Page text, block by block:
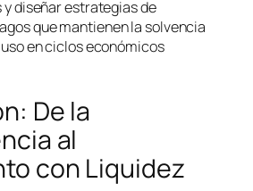
diseñar estrategias de
que mantienen la solvencia
en ciclos económicos
De la
al
con Liquidez